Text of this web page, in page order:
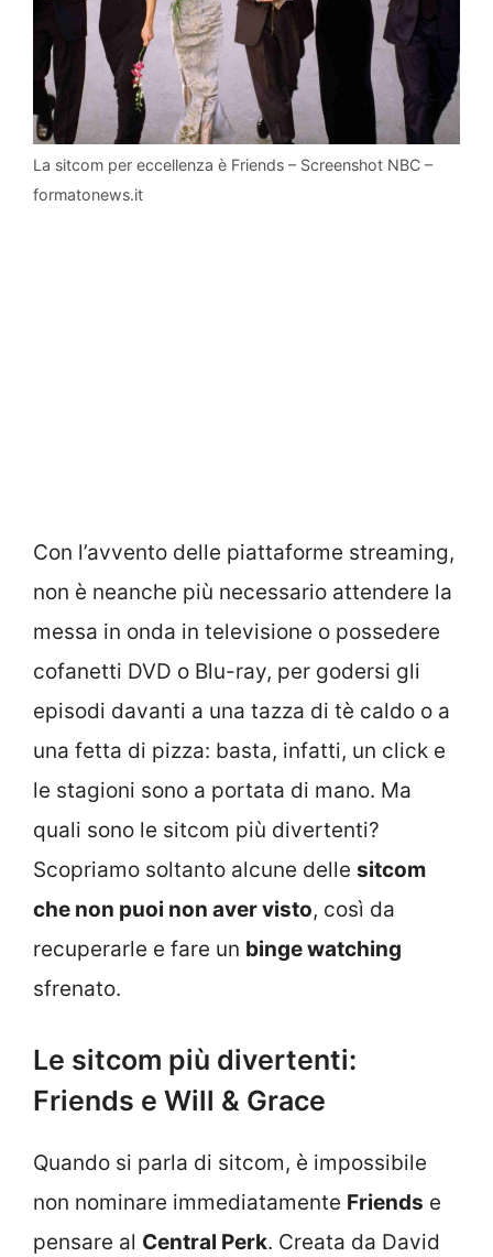
La sitcom per eccellenza è Friends – Screenshot NBC –
formatonews.it
Con l’avvento delle piattaforme streaming,
non è neanche più necessario attendere la
messa in onda in televisione o possedere
cofanetti DVD o Blu-ray, per godersi gli
episodi davanti a una tazza di tè caldo o a
una fetta di pizza: basta, infatti, un click e
le stagioni sono a portata di mano. Ma
quali sono le sitcom più divertenti?
Scopriamo soltanto alcune delle sitcom
che non puoi non aver visto, così da
recuperarle e fare un binge watching
sfrenato.
Le sitcom più divertenti:
Friends e Will & Grace
Quando si parla di sitcom, è impossibile
non nominare immediatamente Friends e
pensare al Central Perk. Creata da David